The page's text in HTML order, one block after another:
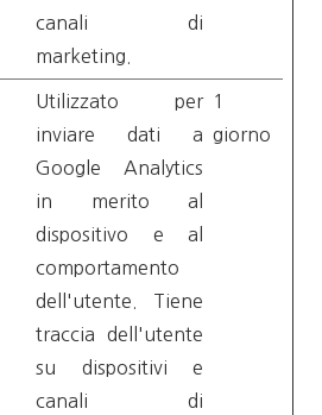
canali di
marketing.
Utilizzato per
inviare dati a
Google Analytics
in merito al
dispositivo e al
comportamento
dell'utente. Tiene
traccia dell'utente
su dispositivi e
canali di
1
giorno